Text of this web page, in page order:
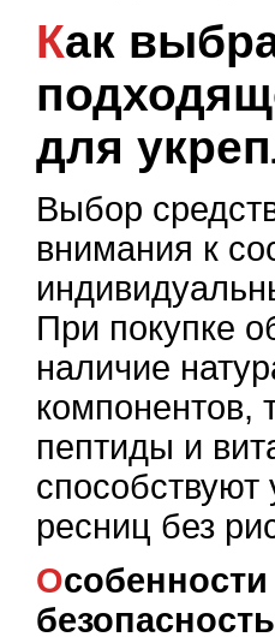
Как выбрать
для
Выбор
внимания к
При покупке
наличие
компонентов,
пептиды и
ресниц без
Особенности состава и
безопасность